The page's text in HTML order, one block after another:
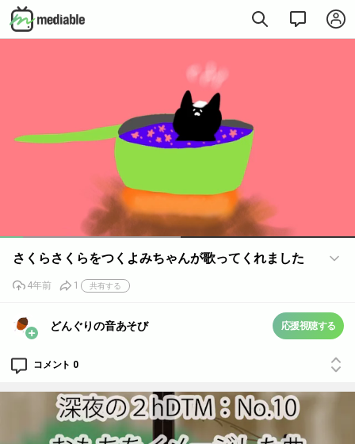
Loaded:
さくらさくらをつくよみちゃんが歌ってくれました
4年前 1 共有する
どんぐりの音あそび 応援視聴する
コメント 0